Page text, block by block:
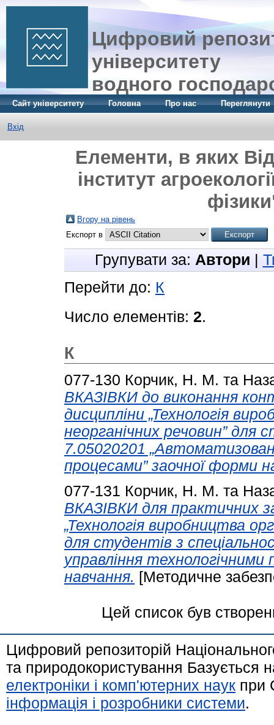
Цифровий
університету
водного
Сайт університету Головна Про нас Переглянути
Вхід
Елементи, в яких
інститут
Вгору на рівень
Експорт в
Групувати за: Автори
Перейти до: К
Число елементів: 2.
К
077-130 Корчик, Н. М. та
ВКАЗІВКИ до виконання
дисципліни „Технологія
неорганічних речовин” для
7.05020201
процесами” заочної форми
077-131 Корчик, Н. М. та
ВКАЗІВКИ для практичних
„Технологія виробництва
для студентів з
управління
навчання. [Методичне
Цей список був
Цифровий репозиторій
та природокористування Базується
електроніки і комп'ютерних наук при
інформація і розробники системи.